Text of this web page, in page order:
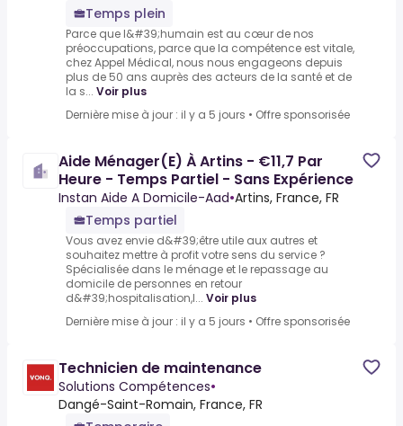
Temps plein
Parce que l&#39;humain est au cœur de nos
préoccupations, parce que la compétence est vitale,
chez Appel Médical, nous nous engageons depuis
plus de 50 ans auprès des acteurs de la santé et de
la s... Voir plus
Dernière mise à jour : il y a 5 jours • Offre sponsorisée
Aide Ménager(E) À Artins - €11,7 Par
Heure - Temps Partiel - Sans Expérience
Instan Aide A Domicile-Aad•Artins, France, FR
Temps partiel
Vous avez envie d&#39;être utile aux autres et
souhaitez mettre à profit votre sens du service ?
Spécialisée dans le ménage et le repassage au
domicile de personnes en retour
d&#39;hospitalisation,I... Voir plus
Dernière mise à jour : il y a 5 jours • Offre sponsorisée
Technicien de maintenance
Solutions Compétences•
Dangé-Saint-Romain, France, FR